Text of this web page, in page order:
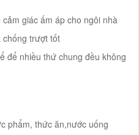
giác ấm áp cho ngôi nhà
chống trượt tốt
để nhiều thứ chung đều không
phẩm, thức ăn,nước uống